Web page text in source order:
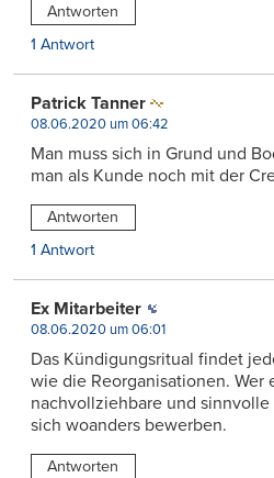
Antworten
1 Antwort
Patrick Tanner
08.06.2020 um 06:42
Man muss sich in Grund und
man als Kunde noch mit der
Antworten
1 Antwort
Ex Mitarbeiter
08.06.2020 um 06:01
Das Kündigungsritual findet
wie die Reorganisationen. Wer
nachvollziehbare und
sich woanders bewerben.
Antworten